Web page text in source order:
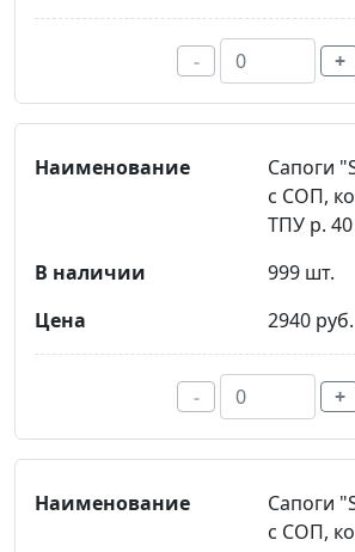
- +
Сапоги
с СОП,
ТПУ р.
999 шт.
2940 руб.
- +
Сапоги
с СОП,